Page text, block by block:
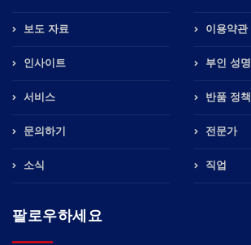
보도 자료
인사이트
서비스
문의하기
소식
이용약관
부인 성명
반품 정책
전문가
직업
팔로우하세요